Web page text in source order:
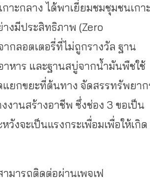
กลาง ได้พาเยี่ยมชมชุมชนเกา
งมีประสิทธิภาพ (Zero
กลอตเตอรี่ที่ไม่ถูกรางวัล ฐาน
หาร และฐานสบู่จากน้ำมันพืชใช้
แยกขยะที่ต้นทาง จัดสรรทรัพยา
านสร้างอาชีพ ซึ่งช่อง 3 ขอเป็น
งจะเป็นแรงกระเพื่อมเพื่อให้เกิด
ารถติดต่อผ่านเพจเฟ